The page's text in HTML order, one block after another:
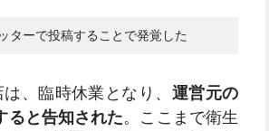
ターで投稿することで発覚した
、臨時休業となり、 運営元の
ると告知された。ここまで衛生